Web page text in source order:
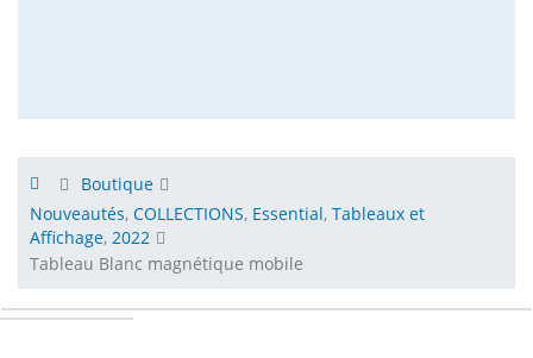
Boutique
Nouveautés, COLLECTIONS, Essential, Tableaux et
Affichage, 2022
Tableau Blanc magnétique mobile